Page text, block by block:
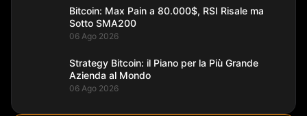
Bitcoin: Max Pain a 80.000$, RSI Risale ma
Sotto SMA200
06 Ago 2026
Strategy Bitcoin: il Piano per la Più Grande
Azienda al Mondo
06 Ago 2026